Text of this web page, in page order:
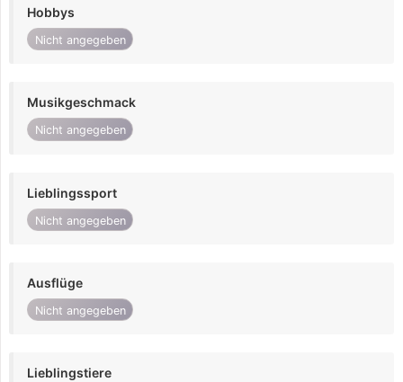
Hobbys
Nicht angegeben
Musikgeschmack
Nicht angegeben
Lieblingssport
Nicht angegeben
Ausflüge
Nicht angegeben
Lieblingstiere